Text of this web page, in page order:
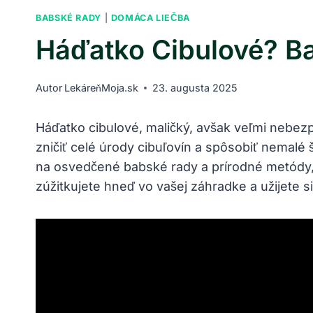
BABSKÉ RADY DOMÁCA LIEČBA
Háďatko Cibulové?
Autor LekáreňMoja.sk 23. augusta 2025
Háďatko‌ cibulové, maličký,​ avšak veľmi
zničiť celé⁢ úrody ‍cibuľovín‍ a spôsobiť‍ nemalé
‍na osvedčené babské‌ rady a prírodné
zúžitkujete​ hneď vo vašej záhradke a užijete